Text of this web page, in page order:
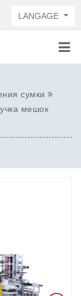
LANGAGE
сумки
мешок